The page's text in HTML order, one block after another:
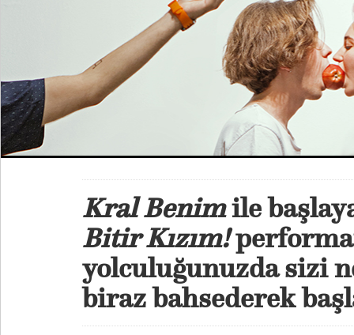
Kral Benimile
Bitir Kızım!
yolculuğunuzda sizi
biraz bahsederek